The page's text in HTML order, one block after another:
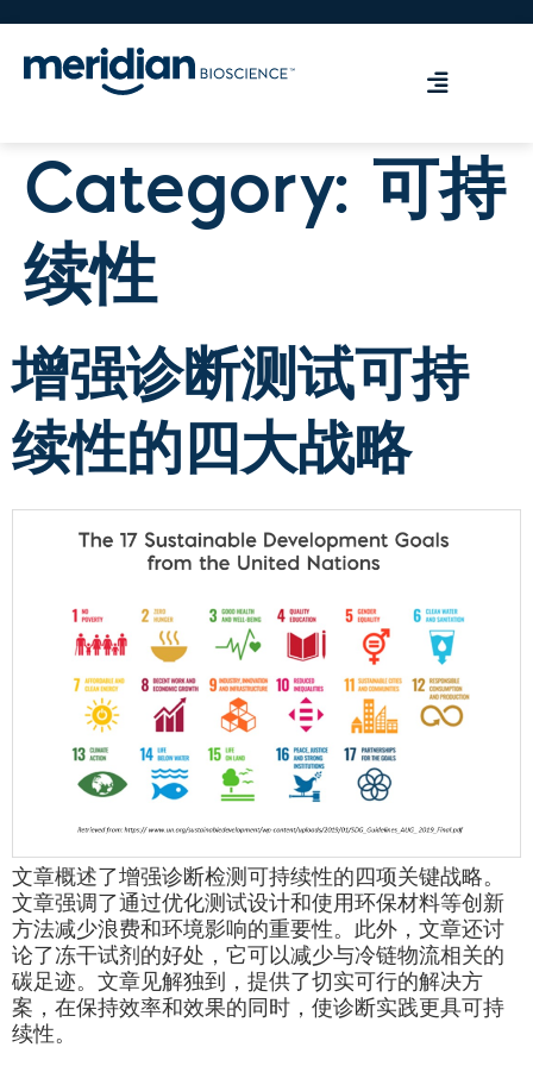
Category: 可持
续性
增强诊断测试可持
续性的四大战略
文章概述了增强诊断检测可持续性的四项关键战略。
文章强调了通过优化测试设计和使用环保材料等创新
方法减少浪费和环境影响的重要性。此外，文章还讨
论了冻干试剂的好处，它可以减少与冷链物流相关的
碳足迹。文章见解独到，提供了切实可行的解决方
案，在保持效率和效果的同时，使诊断实践更具可持
续性。